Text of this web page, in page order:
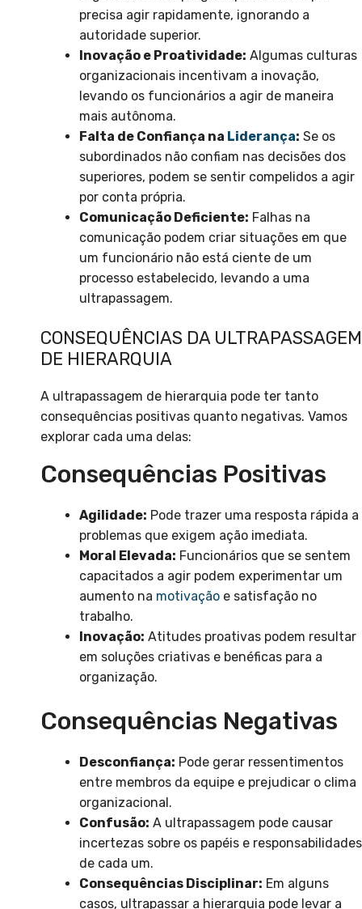
precisa agir rapidamente, ignorando a
autoridade superior.
Inovação e Proatividade: Algumas culturas
organizacionais incentivam a inovação,
levando os funcionários a agir de maneira
mais autônoma.
Falta de Confiança na Liderança: Se os
subordinados não confiam nas decisões dos
superiores, podem se sentir compelidos a agir
por conta própria.
Comunicação Deficiente: Falhas na
comunicação podem criar situações em que
um funcionário não está ciente de um
processo estabelecido, levando a uma
ultrapassagem.
CONSEQUÊNCIAS DA ULTRAPASSAGEM
DE HIERARQUIA
A ultrapassagem de hierarquia pode ter tanto
consequências positivas quanto negativas. Vamos
explorar cada uma delas:
Consequências Positivas
Agilidade: Pode trazer uma resposta rápida a
problemas que exigem ação imediata.
Moral Elevada: Funcionários que se sentem
capacitados a agir podem experimentar um
aumento na motivação e satisfação no
trabalho.
Inovação: Atitudes proativas podem resultar
em soluções criativas e benéficas para a
organização.
Consequências Negativas
Desconfiança: Pode gerar ressentimentos
entre membros da equipe e prejudicar o clima
organizacional.
Confusão: A ultrapassagem pode causar
incertezas sobre os papéis e responsabilidades
de cada um.
Consequências Disciplinar: Em alguns
casos, ultrapassar a hierarquia pode levar a